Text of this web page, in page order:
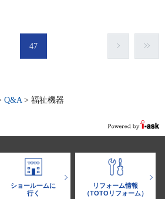
47
Q&A> 福祉機器
ショールームに
行く
リフォーム情報
（TOTOリフォーム）